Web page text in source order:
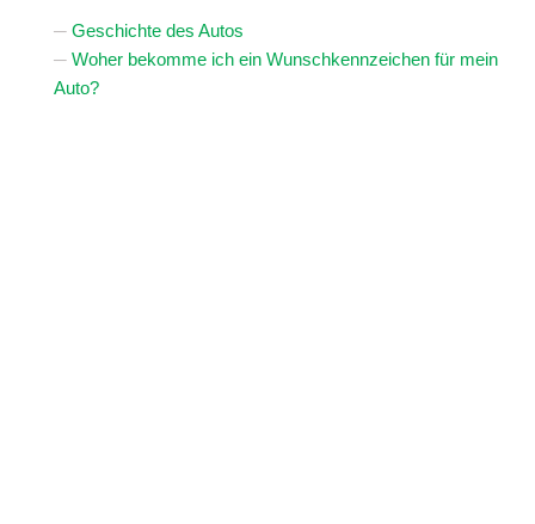
Geschichte des Autos
Woher bekomme ich ein Wunschkennzeichen für mein
Auto?